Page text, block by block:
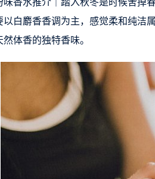
味香水推介｜踏入秋冬是时候舍掉
以白麝香香调为主，感觉柔和纯洁
体香的独特香味。